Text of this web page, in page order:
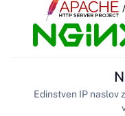
Edinstven IP naslov